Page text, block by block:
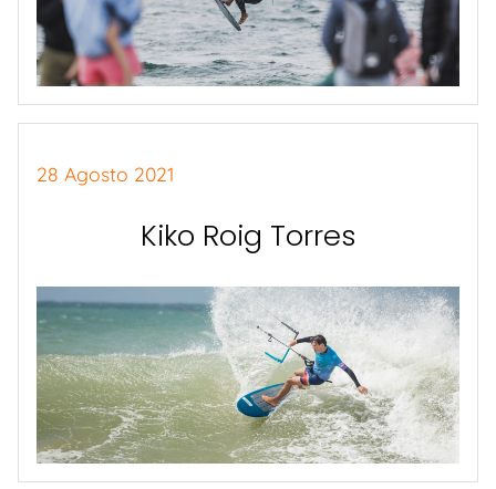
28 Agosto 2021
Kiko Roig Torres